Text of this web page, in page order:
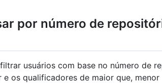
por número de
usuários com base no número de
e os qualificadores de maior que,